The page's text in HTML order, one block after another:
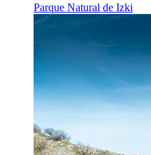
Parque Natural de Izki